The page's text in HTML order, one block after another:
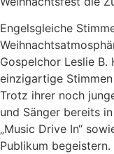
Engelsgleiche
Gospelchor Leslie
einzigartige
Trotz ihrer noch
und Sänger bereits
„Music Drive In“
Publikum